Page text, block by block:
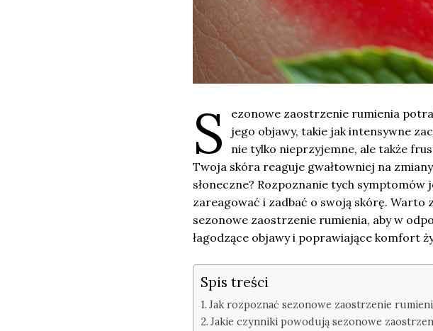
S
ezonowe zaostrzenie rumienia
jego objawy, takie jak intensywne
nie tylko nieprzyjemne, ale także
Twoja skóra reaguje gwałtowniej na
słoneczne? Rozpoznanie tych symptomów
zareagować i zadbać o swoją skórę. Warto
sezonowe zaostrzenie rumienia, aby w
łagodzące objawy i poprawiające komfort
Spis treści
Jak rozpoznać sezonowe zaostrzenie
Jakie czynniki powodują sezonowe